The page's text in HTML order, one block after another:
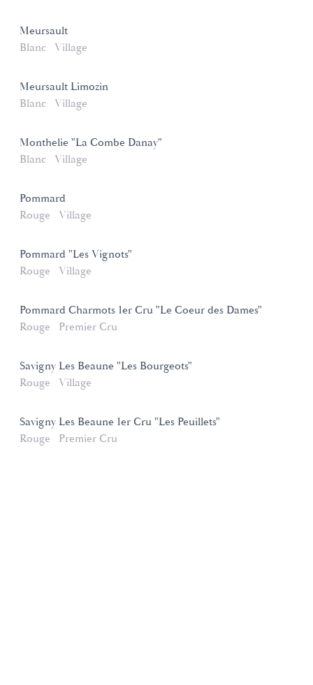
Meursault
Blanc
Village
Meursault Limozin
Blanc
Village
Monthelie "La Combe Danay"
Blanc
Village
Pommard
Rouge
Village
Pommard "Les Vignots"
Rouge
Village
Pommard Charmots 1er Cru "Le Coeur des Dames"
Rouge
Premier Cru
Savigny Les Beaune "Les Bourgeots"
Rouge
Village
Savigny Les Beaune 1er Cru "Les Peuillets"
Rouge
Premier Cru